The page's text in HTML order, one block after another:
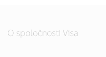
O spoločnosti Visa